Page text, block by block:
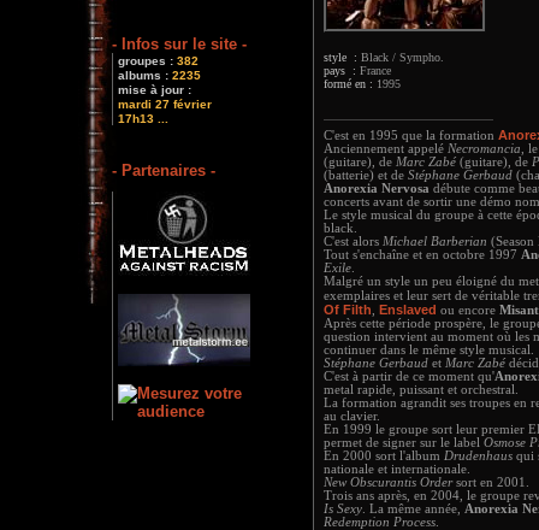
- Infos sur le site -
groupes : 382
albums : 2235
mise à jour :
mardi 27 février
17h13 ...
- Partenaires -
style : Black / Sympho.
pays : France
formé en : 1995
C'est en 1995 que la formation
Anciennement appelé Necromancia ,
(guitare), de Marc Zabé (guitare), de
(batterie) et de Stéphane Gerbaud
Anorexia Nervosa débute comme
concerts avant de sortir une démo
Le style musical du groupe à cette
black.
C'est alors Michael Barberian
Tout s'enchaîne et en octobre 1997
Exile
Malgré un style un peu éloigné du
exemplaires et leur sert de véritable
Of Filth Enslaved ou encore
Après cette période prospère, le
question intervient au moment où les
continuer dans le même style musical.
Stéphane Gerbaud et Marc Zabé
C'est à partir de ce moment qu'
metal rapide, puissant et orchestral.
La formation agrandit ses troupes en
au clavier.
En 1999 le groupe sort leur premier
permet de signer sur le label Osmose
En 2000 sort l'album Drudenhaus qui
nationale et internationale.
New Obscurantis Ordersort en 2001.
Trois ans après, en 2004, le groupe
Is Sexy . La même année, Anorexia
Redemption Process